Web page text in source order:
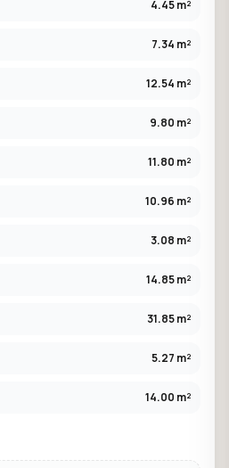
4.45 m²
7.34 m²
12.54 m²
9.80 m²
11.80 m²
10.96 m²
3.08 m²
14.85 m²
31.85 m²
5.27 m²
14.00 m²